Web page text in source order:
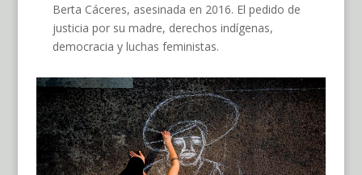
Berta Cáceres, asesinada en 2016. El pedido de
justicia por su madre, derechos indígenas,
democracia y luchas feministas.